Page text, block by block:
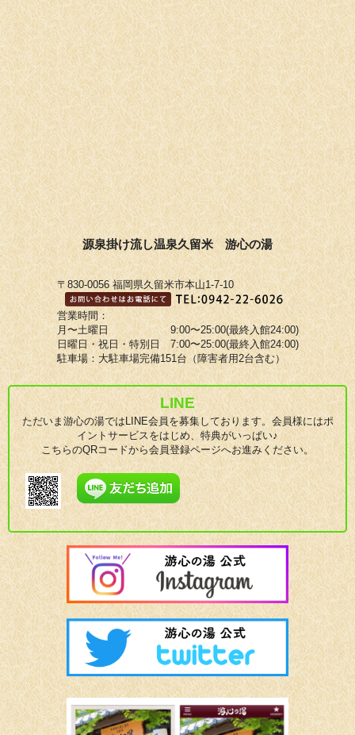
源泉掛け流し温泉久留米 游心の湯
〒830-0056 福岡県久留米市本山1-7-10
営業時間：
月〜土曜日 9:00〜25:00(最終入館24:00)
日曜日・祝日・特別日 7:00〜25:00(最終入館24:00)
駐車場：大駐車場完備151台（障害者用2台含む）
LINE
ただいま游心の湯ではLINE会員を募集しております。会員様にはポ
イントサービスをはじめ、特典がいっぱい♪
こちらのQRコードから会員登録ページへお進みください。